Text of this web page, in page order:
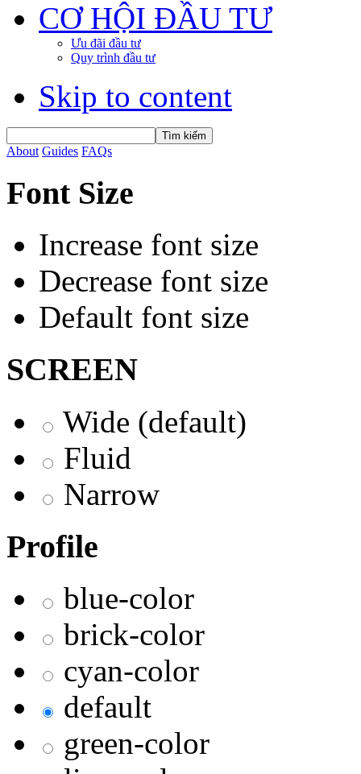
CƠ HỘI ĐẦU TƯ
Ưu đãi đầu tư
Quy trình đầu tư
Skip to content
About Guides FAQs
Font Size
Increase font size
Decrease font size
Default font size
SCREEN
Wide (default)
Fluid
Narrow
Profile
blue-color
brick-color
cyan-color
default
green-color